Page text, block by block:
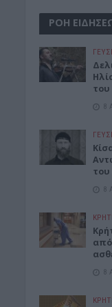
ΡΟΗ
του
8
8
από
8